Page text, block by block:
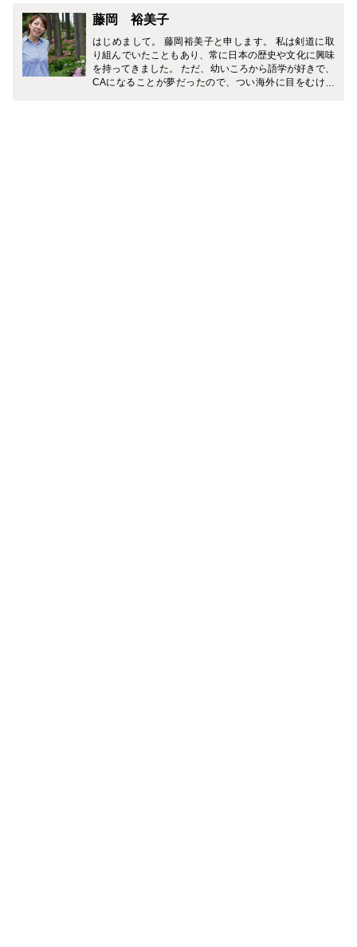
藤岡 裕美子
はじめまして。 藤岡裕美子と申します。 私は剣道に取
り組んでいたこともあり、常に日本の歴史や文化に興味
を持ってきました。 ただ、幼いころから語学が好きで、
CAになることが夢だったので、つい海外に目をむけて